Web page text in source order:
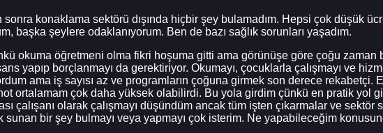
konaklama sektörü dışında hiçbir şey bulamadım. Hepsi çok düşük
başka şeylere odaklanıyorum. Ben de bazı sağlık sorunları yaşadım.
okuma öğretmeni olma fikri hoşuma gitti ama görünüşe göre çoğu zaman
yapıp borçlanmayı da gerektiriyor. Okumayı, çocuklarla çalışmayı ve
ama iş sayısı az ve programların çoğuna girmek son derece rekabetçi.
ortalamam çok daha yüksek olabilirdi. Bu yola girdim çünkü en pratik yol
çalışanı olarak çalışmayı düşündüm ancak tüm işten çıkarmalar ve sektör
bir şey bulmayı veya yapmayı çok isterim. Ne yapabileceğim